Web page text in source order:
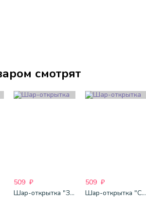
смотрят
509 ₽
Шар-открытка "Звезда" (45 см) - 1
509 ₽
Шар-открытка "Сердце" (45 см) - 2